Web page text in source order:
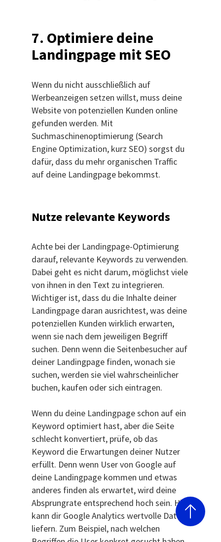
7. Optimiere deine
Landingpage mit SEO
Wenn du nicht ausschließlich auf
Werbeanzeigen setzen willst, muss deine
Website von potenziellen Kunden online
gefunden werden. Mit
Suchmaschinenoptimierung (Search
Engine Optimization, kurz SEO) sorgst du
dafür, dass du mehr organischen Traffic
auf deine Landingpage bekommst.
Nutze relevante Keywords
Achte bei der Landingpage-Optimierung
darauf, relevante Keywords zu verwenden.
Dabei geht es nicht darum, möglichst viele
von ihnen in den Text zu integrieren.
Wichtiger ist, dass du die Inhalte deiner
Landingpage daran ausrichtest, was deine
potenziellen Kunden wirklich erwarten,
wenn sie nach dem jeweiligen Begriff
suchen. Denn wenn die Seitenbesucher auf
deiner Landingpage finden, wonach sie
suchen, werden sie viel wahrscheinlicher
buchen, kaufen oder sich eintragen.
Wenn du deine Landingpage schon auf ein
Keyword optimiert hast, aber die Seite
schlecht konvertiert, prüfe, ob das
Keyword die Erwartungen deiner Nutzer
erfüllt. Denn wenn User von Google auf
deine Landingpage kommen und etwas
anderes finden als erwartet, wird deine
Absprungrate entsprechend hoch sein. Hier
kann dir Google Analytics wertvolle Daten
liefern. Zum Beispiel, nach welchen